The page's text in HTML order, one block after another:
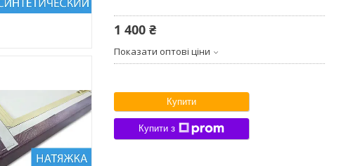
1 400 ₴
Показати оптові ціни
Купити
Купити з